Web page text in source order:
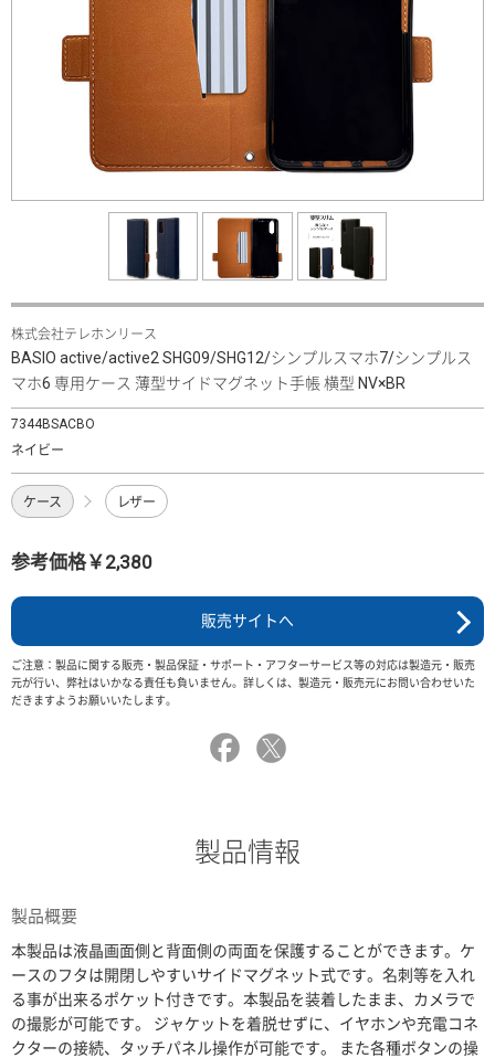
株式会社テレホンリース
BASIO active/active2 SHG09/SHG12/シンプルスマホ7/シンプルス
マホ6 専用ケース 薄型サイドマグネット手帳 横型 NV×BR
7344BSACBO
ネイビー
ケース レザー
参考価格￥2,380
販売サイトへ
ご注意：製品に関する販売・製品保証・サポート・アフターサービス等の対応は製造元・販売
元が行い、弊社はいかなる責任も負いません。詳しくは、製造元・販売元にお問い合わせいた
だきますようお願いいたします。
製品情報
製品概要
本製品は液晶画面側と背面側の両面を保護することができます。ケ
ースのフタは開閉しやすいサイドマグネット式です。名刺等を入れ
る事が出来るポケット付きです。本製品を装着したまま、カメラで
の撮影が可能です。 ジャケットを着脱せずに、イヤホンや充電コネ
クターの接続、タッチパネル操作が可能です。 また各種ボタンの操